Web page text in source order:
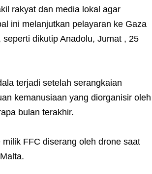
rakyat dan media lokal agar
ini melanjutkan pelayaran ke Gaza
dikutip Anadolu, Jumat , 25
terjadi setelah serangkaian
kemanusiaan yang diorganisir oleh
bulan terakhir.
FFC diserang oleh drone saat